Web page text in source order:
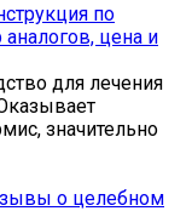
по
цена и
для лечения
значительно
о целебном